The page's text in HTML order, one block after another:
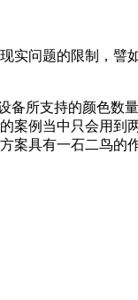
实问题的限制，
备所支持的颜色
案例当中只会用
案具有一石二鸟